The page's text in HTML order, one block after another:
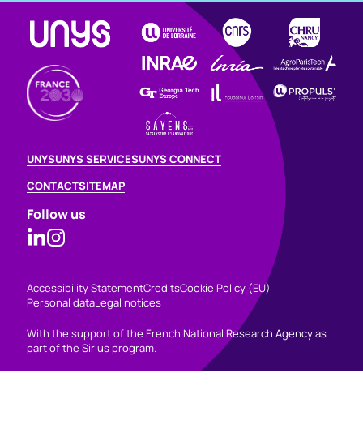
UNYSUNYS SERVICESUNYS CONNECT
CONTACTSITEMAP
Follow us
Accessibility StatementCreditsCookie Policy (EU)
Personal dataLegal notices
With the support of the French National Research Agency as
part of the Sirius program.